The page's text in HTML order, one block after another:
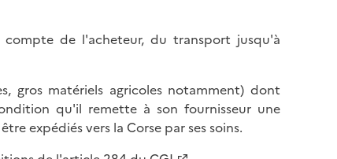
de l'acheteur, du transport jusqu'à
gros matériels agricoles notamment) dont
qu'il remette à son fournisseur une
expédiés vers la Corse par ses soins.